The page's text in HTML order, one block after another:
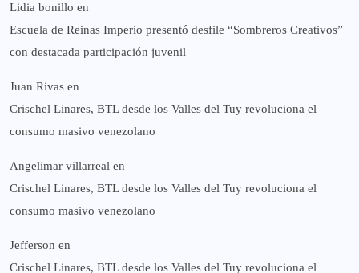
Lidia bonillo en
Escuela de Reinas Imperio presentó desfile “Sombreros Creativos”
con destacada participación juvenil
Juan Rivas en
Crischel Linares, BTL desde los Valles del Tuy revoluciona el
consumo masivo venezolano
Angelimar villarreal en
Crischel Linares, BTL desde los Valles del Tuy revoluciona el
consumo masivo venezolano
Jefferson en
Crischel Linares, BTL desde los Valles del Tuy revoluciona el